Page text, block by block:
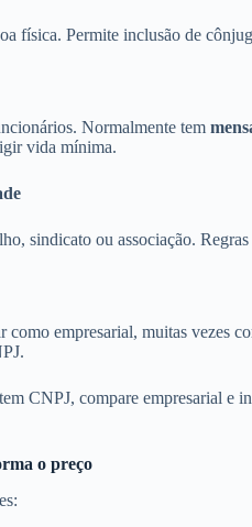
física. Permite inclusão de
Normalmente tem
vida mínima.
sindicato ou associação.
como empresarial, muitas vezes
CNPJ, compare empresarial e
o preço